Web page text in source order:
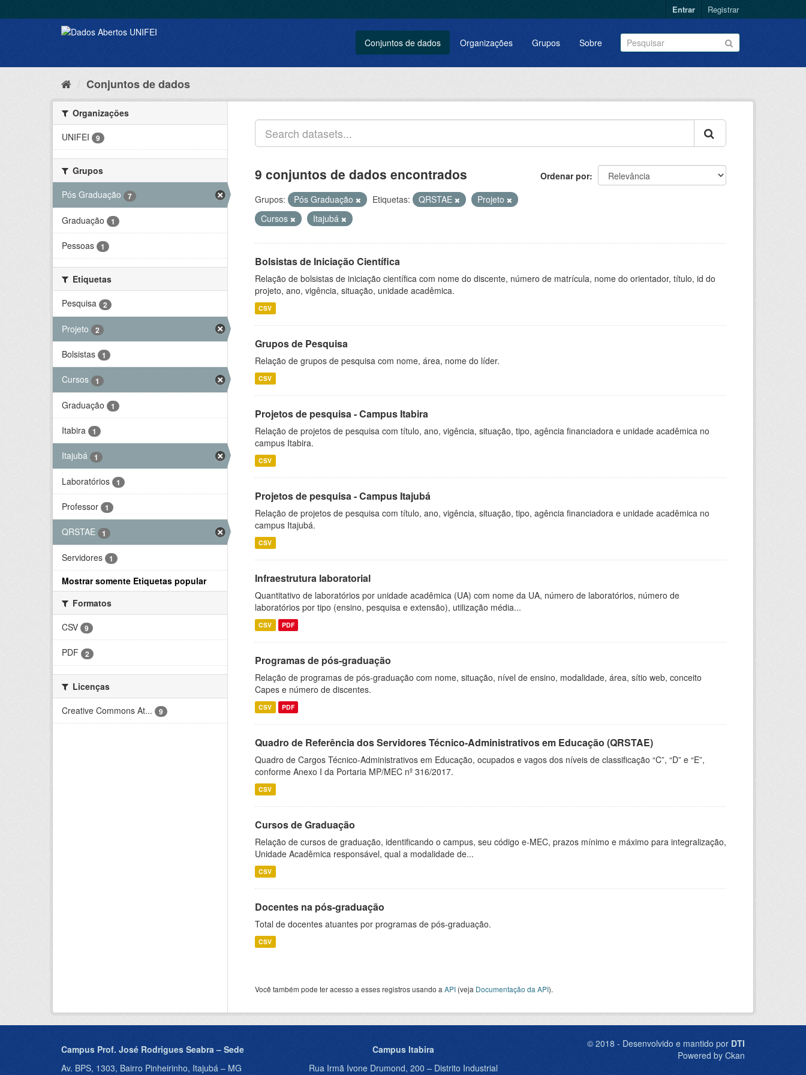
Entrar Registrar
Conjuntos de dados Organizações Grupos Sobre
Conjuntos de dados
Organizações
UNIFEI
9
Grupos
Pós Graduação
7
Graduação 1
Pessoas 1
Etiquetas
Pesquisa
2
Projeto 2
Bolsistas 1
Cursos 1
Graduação 1
Itabira 1
Itajubá 1
Laboratórios 1
Professor 1
QRSTAE 1
Servidores 1
Mostrar somente Etiquetas popular
Formatos
CSV
9
PDF 2
Licenças
Creative Commons At...
9
Ordenar por
9 conjuntos de dados encontrados
Grupos: Pós Graduação Etiquetas: QRSTAE
Projeto
Cursos
Itajubá
Bolsistas de Iniciação Científica
Relação de bolsistas de iniciação científica com nome do discente, número de matrícula, nome do orientador, título, id do
projeto, ano, vigência, situação, unidade acadêmica.
CSV
Grupos de Pesquisa
Relação de grupos de pesquisa com nome, área, nome do líder.
CSV
Projetos de pesquisa - Campus Itabira
Relação de projetos de pesquisa com título, ano, vigência, situação, tipo, agência financiadora e unidade acadêmica no
campus Itabira.
CSV
Projetos de pesquisa - Campus Itajubá
Relação de projetos de pesquisa com título, ano, vigência, situação, tipo, agência financiadora e unidade acadêmica no
campus Itajubá.
CSV
Infraestrutura laboratorial
Quantitativo de laboratórios por unidade acadêmica (UA) com nome da UA, número de laboratórios, número de
laboratórios por tipo (ensino, pesquisa e extensão), utilização média...
CSV PDF
Programas de pós-graduação
Relação de programas de pós-graduação com nome, situação, nível de ensino, modalidade, área, sítio web, conceito
Capes e número de discentes.
CSV PDF
Quadro de Referência dos Servidores Técnico-Administrativos em Educação (QRSTAE)
Quadro de Cargos Técnico-Administrativos em Educação, ocupados e vagos dos níveis de classificação “C”, “D” e “E”,
conforme Anexo I da Portaria MP/MEC nº 316/2017.
CSV
Cursos de Graduação
Relação de cursos de graduação, identificando o campus, seu código e-MEC, prazos mínimo e máximo para integralização,
Unidade Acadêmica responsável, qual a modalidade de...
CSV
Docentes na pós-graduação
Total de docentes atuantes por programas de pós-graduação.
CSV
Você também pode ter acesso a esses registros usando a API (veja Documentação da API).
Campus Prof. José Rodrigues Seabra – Sede
Av. BPS, 1303, Bairro Pinheirinho, Itajubá – MG
Campus Itabira
Rua Irmã Ivone Drumond, 200 – Distrito Industrial
© 2018 - Desenvolvido e mantido por DTI
Powered by Ckan